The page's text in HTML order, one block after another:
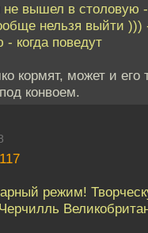
вышел в столовую
нельзя выйти )))
когда поведут
кормят, может и его
конвоем.
режим!